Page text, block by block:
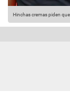
Hinchas cremas piden